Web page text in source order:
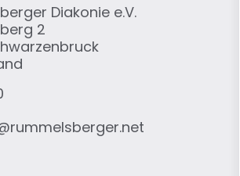
Diakonie e.V.
2